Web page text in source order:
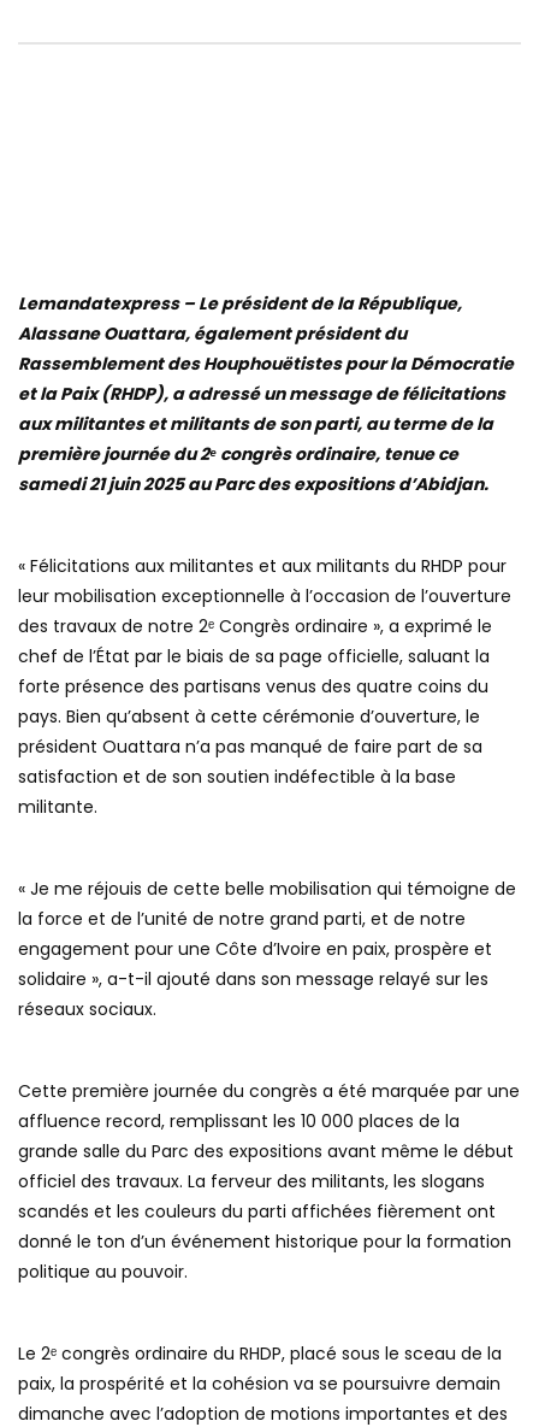
Lemandatexpress – Le président de la République,
Alassane Ouattara, également président du
Rassemblement des Houphouëtistes pour la Démocratie
et la Paix (RHDP), a adressé un message de félicitations
aux militantes et militants de son parti, au terme de la
première journée du 2ᵉ congrès ordinaire, tenue ce
samedi 21 juin 2025 au Parc des expositions d’Abidjan.
« Félicitations aux militantes et aux militants du RHDP pour
leur mobilisation exceptionnelle à l’occasion de l’ouverture
des travaux de notre 2ᵉ Congrès ordinaire », a exprimé le
chef de l’État par le biais de sa page officielle, saluant la
forte présence des partisans venus des quatre coins du
pays. Bien qu’absent à cette cérémonie d’ouverture, le
président Ouattara n’a pas manqué de faire part de sa
satisfaction et de son soutien indéfectible à la base
militante.
« Je me réjouis de cette belle mobilisation qui témoigne de
la force et de l’unité de notre grand parti, et de notre
engagement pour une Côte d’Ivoire en paix, prospère et
solidaire », a-t-il ajouté dans son message relayé sur les
réseaux sociaux.
Cette première journée du congrès a été marquée par une
affluence record, remplissant les 10 000 places de la
grande salle du Parc des expositions avant même le début
officiel des travaux. La ferveur des militants, les slogans
scandés et les couleurs du parti affichées fièrement ont
donné le ton d’un événement historique pour la formation
politique au pouvoir.
Le 2ᵉ congrès ordinaire du RHDP, placé sous le sceau de la
paix, la prospérité et la cohésion va se poursuivre demain
dimanche avec l’adoption de motions importantes et des